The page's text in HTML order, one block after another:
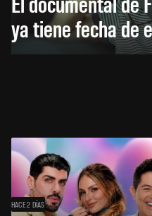
ya tiene fecha de
HACE 2 DÍAS